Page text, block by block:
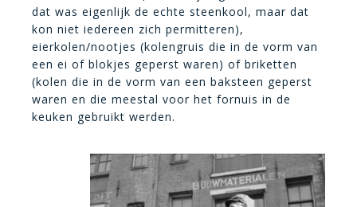
dat was eigenlijk de echte steenkool, maar dat
kon niet iedereen zich permitteren),
eierkolen/nootjes (kolengruis die in de vorm van
een ei of blokjes geperst waren) of briketten
(kolen die in de vorm van een baksteen geperst
waren en die meestal voor het fornuis in de
keuken gebruikt werden.